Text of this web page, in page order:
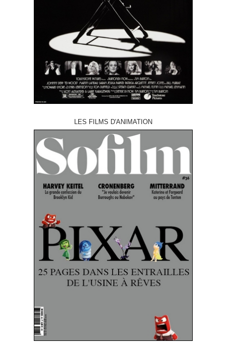
LES FILMS D'ANIMATION